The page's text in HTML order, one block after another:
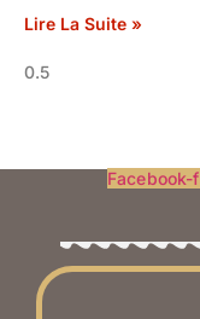
Lire La Suite »
Facebook-f